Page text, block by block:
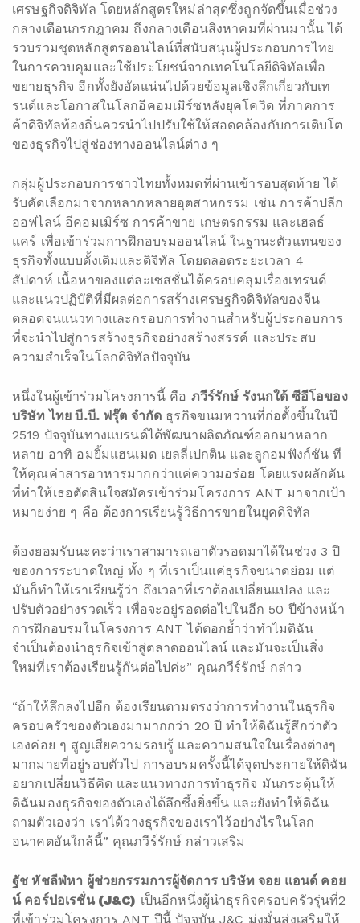
เศรษฐกิจดิจิทัล โดยหลักสูตรใหม่ล่าสุดซึ่งถูกจัดขึ้นเมื่อช่วง
กลางเดือนกรกฎาคม ถึงกลางเดือนสิงหาคมที่ผ่านมานั้น ได้
รวบรวมชุดหลักสูตรออนไลน์ที่สนับสนุนผู้ประกอบการไทย
ในการควบคุมและใช้ประโยชน์จากเทคโนโลยีดิจิทัลเพื่อ
ขยายธุรกิจ อีกทั้งยังอัดแน่นไปด้วยข้อมูลเชิงลึกเกี่ยวกับเท
รนด์และโอกาสในโลกอีคอมเมิร์ซหลังยุคโควิด ที่ภาคการ
ค้าดิจิทัลท้องถิ่นควรนำไปปรับใช้ให้สอดคล้องกับการเติบโต
ของธุรกิจไปสู่ช่องทางออนไลน์ต่าง ๆ
กลุ่มผู้ประกอบการชาวไทยทั้งหมดที่ผ่านเข้ารอบสุดท้าย ได้
รับคัดเลือกมาจากหลากหลายอุตสาหกรรม เช่น การค้าปลีก
ออฟไลน์ อีคอมเมิร์ซ การค้าขาย เกษตรกรรม และเฮลธ์
แคร์ เพื่อเข้าร่วมการฝึกอบรมออนไลน์ ในฐานะตัวแทนของ
ธุรกิจทั้งแบบดั้งเดิมและดิจิทัล โดยตลอดระยะเวลา 4
สัปดาห์ เนื้อหาของแต่ละเซสชั่นได้ครอบคลุมเรื่องเทรนด์
และแนวปฏิบัติที่มีผลต่อการสร้างเศรษฐกิจดิจิทัลของจีน
ตลอดจนแนวทางและกรอบการทำงานสำหรับผู้ประกอบการ
ที่จะนำไปสู่การสร้างธุรกิจอย่างสร้างสรรค์ และประสบ
ความสำเร็จในโลกดิจิทัลปัจจุบัน
หนึ่งในผู้เข้าร่วมโครงการนี้ คือ ภวีร์รักษ์ รังนกใต้ ซีอีโอของ
บริษัท ไทย บี.บี. ฟรุ๊ต จำกัด ธุรกิจขนมหวานที่ก่อตั้งขึ้นในปี
2519 ปัจจุบันทางแบรนด์ได้พัฒนาผลิตภัณฑ์ออกมาหลาก
หลาย อาทิ อมยิ้มแฮนเมด เยลลี่เปกติน และลูกอมฟังก์ชัน ที
ให้คุณค่าสารอาหารมากกว่าแค่ความอร่อย โดยแรงผลักดัน
ที่ทำให้เธอตัดสินใจสมัครเข้าร่วมโครงการ ANT มาจากเป้า
หมายง่าย ๆ คือ ต้องการเรียนรู้วิธีการขายในยุคดิจิทัล
ต้องยอมรับนะคะว่าเราสามารถเอาตัวรอดมาได้ในช่วง 3 ปี
ของการระบาดใหญ่ ทั้ง ๆ ที่เราเป็นแค่ธุรกิจขนาดย่อม แต่
มันก็ทำให้เราเรียนรู้ว่า ถึงเวลาที่เราต้องเปลี่ยนแปลง และ
ปรับตัวอย่างรวดเร็ว เพื่อจะอยู่รอดต่อไปในอีก 50 ปีข้างหน้า
การฝึกอบรมในโครงการ ANT ได้ตอกย้ำว่าทำไมดิฉัน
จำเป็นต้องนำธุรกิจเข้าสู่ตลาดออนไลน์ และมันจะเป็นสิ่ง
ใหม่ที่เราต้องเรียนรู้กันต่อไปค่ะ” คุณภวีร์รักษ์ กล่าว
“ถ้าให้ลึกลงไปอีก ต้องเรียนตามตรงว่าการทำงานในธุรกิจ
ครอบครัวของตัวเองมามากกว่า 20 ปี ทำให้ดิฉันรู้สึกว่าตัว
เองค่อย ๆ สูญเสียความรอบรู้ และความสนใจในเรื่องต่างๆ
มากมายที่อยู่รอบตัวไป การอบรมครั้งนี้ได้จุดประกายให้ดิฉัน
อยากเปลี่ยนวิธีคิด และแนวทางการทำธุรกิจ มันกระตุ้นให้
ดิฉันมองธุรกิจของตัวเองได้ลึกซึ้งยิ่งขึ้น และยังทำให้ดิฉัน
ถามตัวเองว่า เราได้วางธุรกิจของเราไว้อย่างไรในโลก
อนาคตอันใกล้นี้” คุณภวีร์รักษ์ กล่าวเสริม
ฐัช หัชลีฬหา ผู้ช่วยกรรมการผู้จัดการ บริษัท จอย แอนด์ คอย
น์ คอร์ปอเรชั่น (J&C) เป็นอีกหนึ่งผู้นำธุรกิจครอบครัวรุ่นที่2
ที่เข้าร่วมโครงการ ANT ปีนี้ ปัจจุบัน J&C มุ่งมั่นส่งเสริมให้